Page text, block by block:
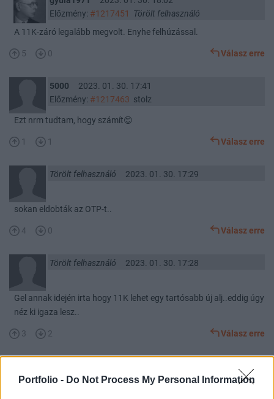
Portfolio - Do Not Process My Personal Information
Előzmény: #1217451 Törölt felhasználó
A 11K-záró legalább megvolt. Enyhe felhúzással.
5 0 Válasz erre
5000
2023. 01. 30. 17:41
Előzmény: #1217463 stolz
Ezt nrm tudtam, hogy számít😊
1 1 Válasz erre
Törölt felhasználó 2023. 01. 30. 17:29
sokan eldobták az OTP-t..
4 0 Válasz erre
Törölt felhasználó 2023. 01. 30. 17:28
Gel annak idején irta hogy 11K lehet egy tartósabb új alj..eddig úgy
néz ki igaza lesz..
3 2 Válasz erre
Előzmény:#12174605000